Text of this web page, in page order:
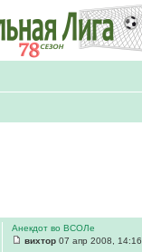
Анекдот во ВСОЛе
вихтор 07 апр 2008, 14:16